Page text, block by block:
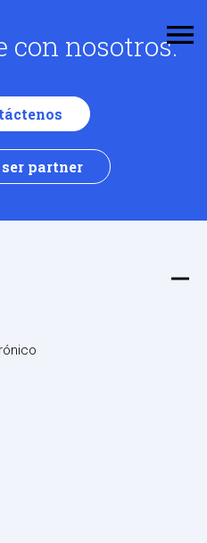
con nosotros.
partner